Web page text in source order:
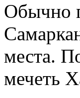
Обычно
места.
мечеть